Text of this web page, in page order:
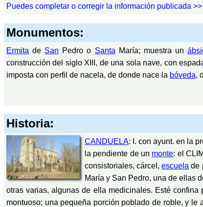
Puedes completar o corregir la información publicada >>
Monumentos:
Ermita de San Pedro o Santa María; muestra un
construcción del siglo XIII, de una sola nave, con
imposta con perfil de nacela, de donde nace la bóveda,
Historia:
CANDUELA: I. con ayunt. en la
la pendiente de un monte: el
consistoriales, cárcel,escuela de
María y San Pedro, una de ellas
otras varias, algunas de ella medicinales. Esté
montuoso; una pequeña porción poblado de roble, y